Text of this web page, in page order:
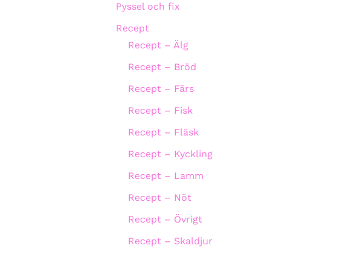
Pyssel och fix
Recept
Recept – Älg
Recept – Bröd
Recept – Färs
Recept – Fisk
Recept – Fläsk
Recept – Kyckling
Recept – Lamm
Recept – Nöt
Recept – Övrigt
Recept – Skaldjur